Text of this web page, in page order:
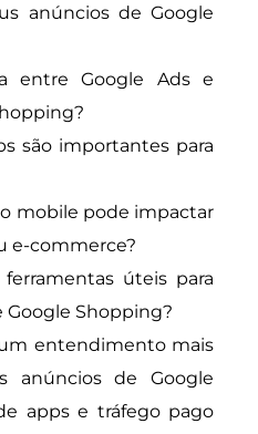
anúncios de Google
entre Google Ads e
são importantes para
mobile pode impactar
e-commerce?
úteis para
Shopping?
entendimento mais
anúncios de Google
apps e tráfego pago